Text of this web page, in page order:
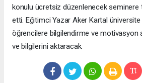
konulu ücretsiz düzenlenecek
etti. Eğitimci Yazar Aker Kartal üniversite
öğrencilere bilgilendirme ve motivasyon
ve bilgilerini aktaracak.